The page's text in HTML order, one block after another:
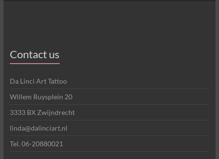
Contact us
Da Linci Art Tattoo
Willem Ruysplein 20
3333 BX Zwijndrecht
linda@dalinciart.nl
Tel. 06-20880021